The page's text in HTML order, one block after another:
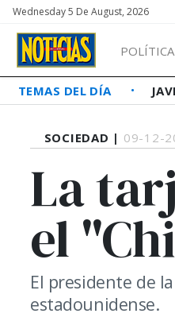
Wednesday 5 De August, 2026
POLÍTICA
TEMAS DEL DÍA
SOCIEDAD | 09-12-
La
el
El presidente de
estadounidense.